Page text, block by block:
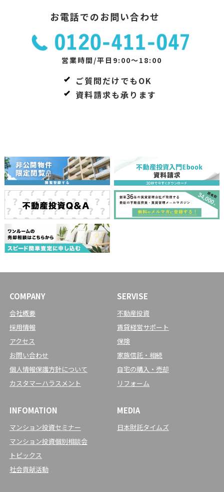
お電話でのお問い合わせ
営業時間/平日9:00～18:00
ご質問だけでもOK
資料請求も承ります
COMPANY
会社概要
採用情報
アクセス
お問い合わせ
個人情報保護方針について
カスタマーハラスメント
SERVISE
不動産投資
賃貸経営サポート
保険
家族信託・相続
自宅の購入・売却
リフォーム
INFOMATION
マンション投資セミナー
マンション投資個別相談会
トピックス
社会貢献活動
MEDIA
日本財託タイムズ